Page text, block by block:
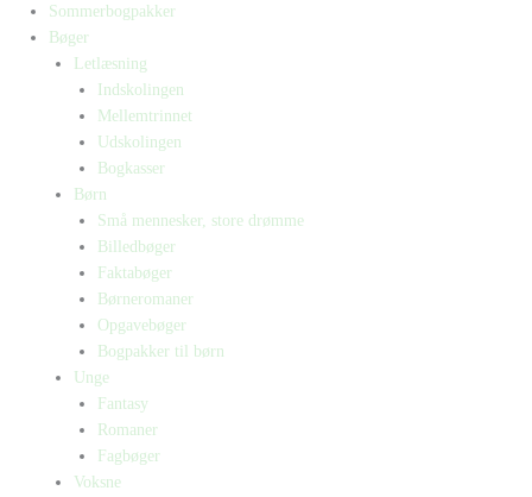
Sommerbogpakker
Bøger
Letlæsning
Indskolingen
Mellemtrinnet
Udskolingen
Bogkasser
Børn
Små mennesker, store drømme
Billedbøger
Faktabøger
Børneromaner
Opgavebøger
Bogpakker til børn
Unge
Fantasy
Romaner
Fagbøger
Voksne